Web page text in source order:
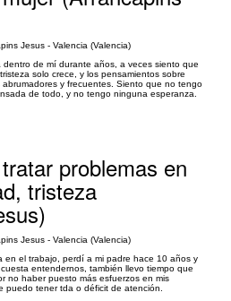
Jesus - Valencia (Valencia)
de mí durante años, a veces siento que
solo crece, y los pensamientos sobre
y frecuentes. Siento que no tengo
de todo, y no tengo ninguna esperanza.
problemas en
tristeza
Jesus - Valencia (Valencia)
en el trabajo, perdí a mi padre hace 10 años y
entendernos, también llevo tiempo que
no haber puesto más esfuerzos en mis
tener tda o déficit de atención.